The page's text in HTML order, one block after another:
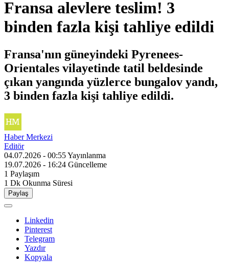
Fransa alevlere teslim! 3
binden fazla kişi tahliye edildi
Fransa'nın güneyindeki Pyrenees-
Orientales vilayetinde tatil beldesinde
çıkan yangında yüzlerce bungalov yandı,
3 binden fazla kişi tahliye edildi.
Haber Merkezi
Editör
04.07.2026 - 00:55Yayınlanma
19.07.2026 - 16:24 Güncelleme
1 Paylaşım
1 Dk Okunma Süresi
Paylaş
Linkedin
Pinterest
Telegram
Yazdır
Kopyala